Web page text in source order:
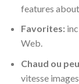
features
Favorites:
Web.
Chaud ou
vitesse